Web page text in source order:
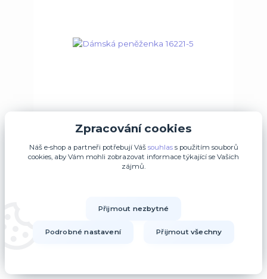
Dámská peněženka 16221-5
1 066,12 Kč
Obvykle do 3 Dní
Zpracování cookies
Náš e-shop a partneři potřebují Váš souhlass použitím souborů
cookies, aby Vám mohli zobrazovat informace týkající se Vašich
zájmů.
Přijmout nezbytné
Podrobné nastavení Přijmout všechny